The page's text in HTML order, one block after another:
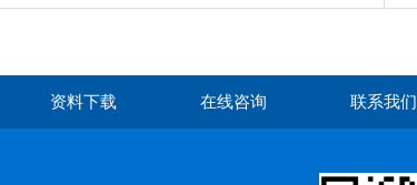
资料下载 在线咨询 联系我们